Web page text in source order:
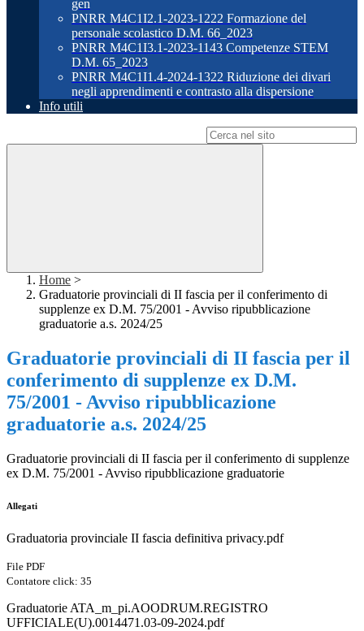
gen
PNRR M4C1I2.1-2023-1222 Formazione del
personale scolastico D.M. 66_2023
PNRR M4C1I3.1-2023-1143 Competenze STEM
D.M. 65_2023
PNRR M4C1I1.4-2024-1322 Riduzione dei divari
negli apprendimenti e contrasto alla dispersione
Info utili
Home >
Graduatorie provinciali di II fascia per il conferimento di
supplenze ex D.M. 75/2001 - Avviso ripubblicazione
graduatorie a.s. 2024/25
Graduatorie provinciali di II fascia per il
conferimento di supplenze ex D.M.
75/2001 - Avviso ripubblicazione
graduatorie a.s. 2024/25
Graduatorie provinciali di II fascia per il conferimento di supplenze
ex D.M. 75/2001 - Avviso ripubblicazione graduatorie
Allegati
Graduatoria provinciale II fascia definitiva privacy.pdf
File PDF
Contatore click: 35
Graduatorie ATA_m_pi.AOODRUM.REGISTRO
UFFICIALE(U).0014471.03-09-2024.pdf